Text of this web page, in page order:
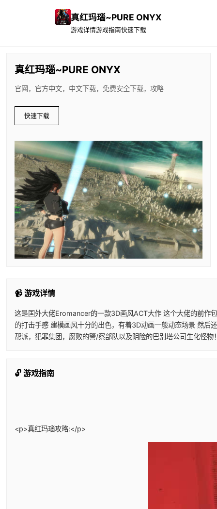
真红玛瑙~PURE ONYX
游戏详情游戏指南快速下载
真红玛瑙~PURE ONYX
官网，官方中文，中文下载，免费安全下载，攻略
快速下载
📹 游戏详情
这是国外大佬Eromancer的一款3D画风ACT大作 这个大佬的前作
的打击手感 建模画风十分的出色，有着3D动画一般动态场景 然
帮派，犯罪集团，腐败的警/察部队以及阴险的巴别塔公司生化怪
🔓 游戏指南
<p>真红玛瑙攻略:</p>